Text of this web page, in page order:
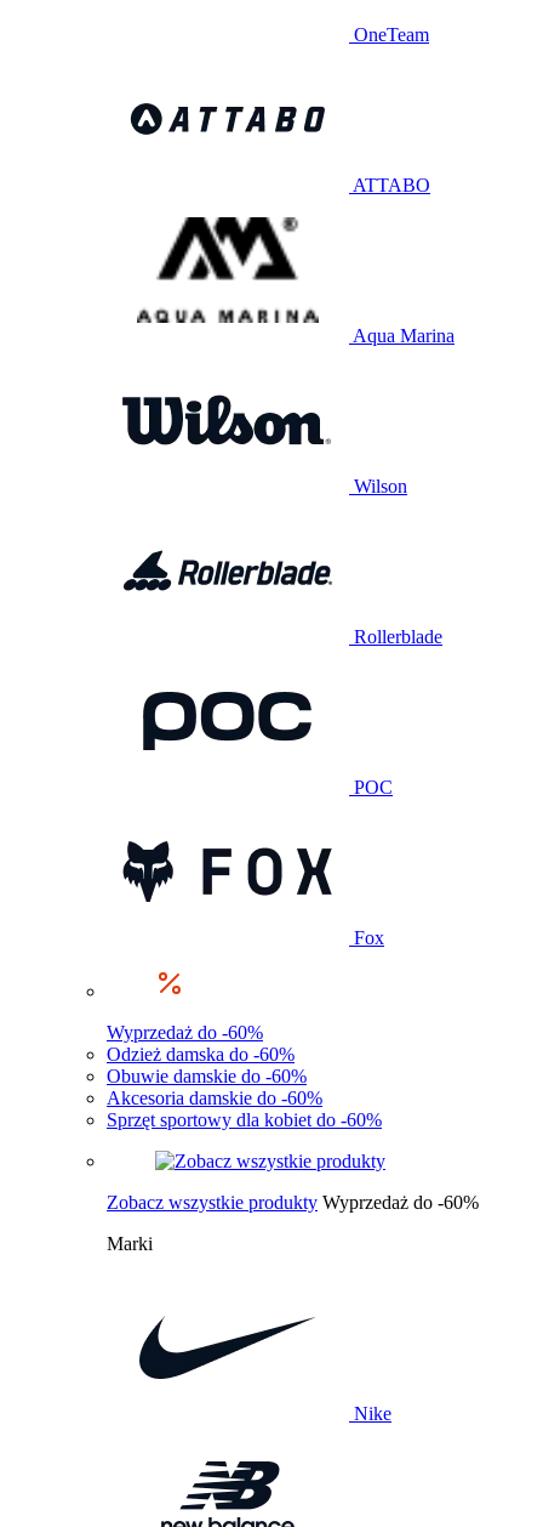
OneTeam
ATTABO
Aqua Marina
Wilson
Rollerblade
POC
Fox
Wyprzedaż do -60%
Odzież damska do -60%
Obuwie damskie do -60%
Akcesoria damskie do -60%
Sprzęt sportowy dla kobiet do -60%
Zobacz wszystkie produkty Wyprzedaż do -60%
Marki
Nike